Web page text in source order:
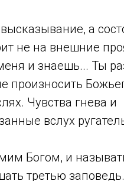
а
не на внешние
и знаешь... Ты
произносить
Чувства гнева и
вслух
Богом, и
третью заповедь.